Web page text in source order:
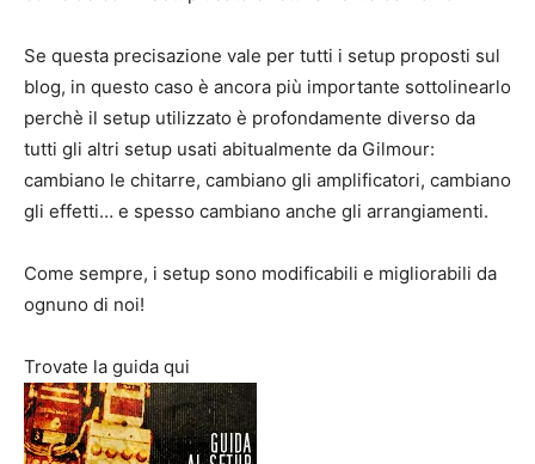
Se questa precisazione vale per tutti i setup proposti sul
blog, in questo caso è ancora più importante sottolinearlo
perchè il setup utilizzato è profondamente diverso da
tutti gli altri setup usati abitualmente da Gilmour:
cambiano le chitarre, cambiano gli amplificatori, cambiano
gli effetti… e spesso cambiano anche gli arrangiamenti.
Come sempre, i setup sono modificabili e migliorabili da
ognuno di noi!
Trovate la guida qui